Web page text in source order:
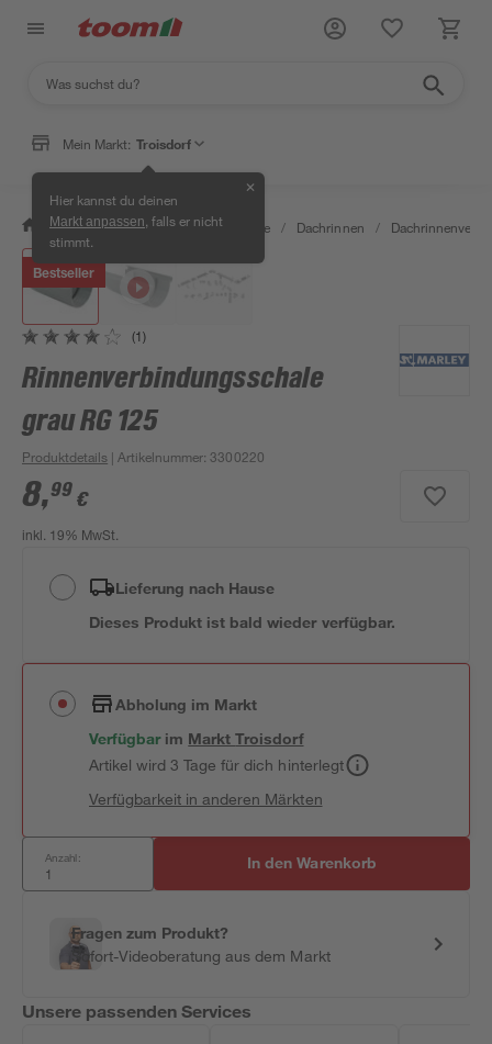
Mein Markt: Troisdorf
Hier kannst du deinen
Markt anpassen , falls er nicht
stimmt.
✕
/ Bauen & Renovieren / Baustoffe / Dachrinnen /
Bestseller
(1)
Rinnenverbindungsschale
grau RG 125
Produktdetails | Artikelnummer:3300220
8,99 €
inkl. 19% MwSt.
Lieferung nach Hause
Dieses Produkt ist bald wieder verfügbar.
Abholung im Markt
Verfügbar im MarktTroisdorf
Artikel wird 3 Tage für dich hinterlegt
Verfügbarkeit in anderen Märkten
Anzahl: In den Warenkorb
Fragen zum Produkt?
Sofort-Videoberatung aus dem Markt
Unsere passenden Services